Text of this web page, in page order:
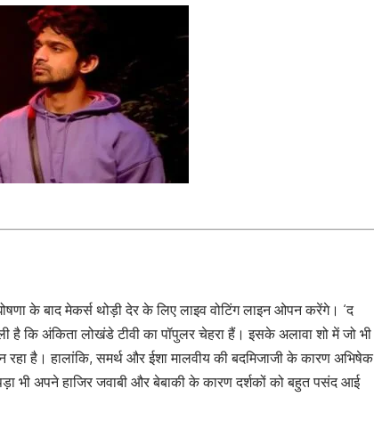
के बाद मेकर्स थोड़ी देर के लिए लाइव वोटिंग लाइन ओपन करेंगे। ‘द
है कि अंकिता लोखंडे टीवी का पॉपुलर चेहरा हैं। इसके अलावा शो में जो भी
रहा है। हालांकि, समर्थ और ईशा मालवीय की बदमिजाजी के कारण अभ‍िषेक
भी अपने हाजिर जवाबी और बेबाकी के कारण दर्शकों को बहुत पसंद आई